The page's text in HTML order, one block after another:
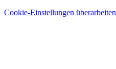
Cookie-Einstellungen überarbeiten